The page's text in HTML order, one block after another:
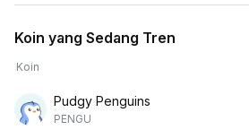
Koin yang Sedang Tren
Koin
Pudgy Penguins
PENGU